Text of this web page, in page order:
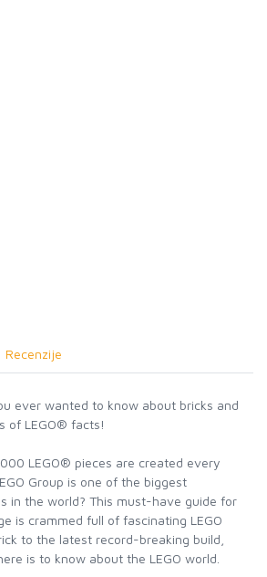
Recenzije
ever wanted to know about bricks and
of LEGO® facts!
LEGO® pieces are created every
Group is one of the biggest
in the world? This must-have guide for
is crammed full of fascinating LEGO
to the latest record-breaking build,
is to know about the LEGO world.